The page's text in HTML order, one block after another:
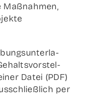
Datei (PDF)
per